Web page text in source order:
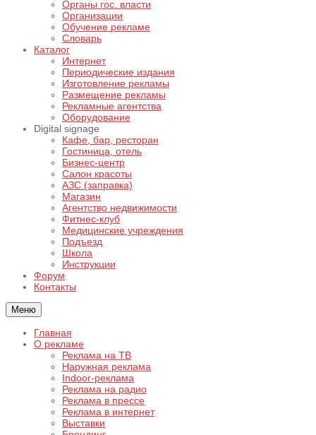
Органы гос. власти
Организации
Обучение рекламе
Словарь
Каталог
Интернет
Периодические издания
Изготовление рекламы
Размещение рекламы
Рекламные агентства
Оборудование
Digital signage
Кафе, бар, ресторан
Гостиница, отель
Бизнес-центр
Салон красоты
АЗС (заправка)
Магазин
Агентство недвижимости
Фитнес-клуб
Медицинские учреждения
Подъезд
Школа
Инструкции
Форум
Контакты
Меню
Главная
О рекламе
Реклама на ТВ
Наружная реклама
Indoor-реклама
Реклама на радио
Реклама в прессе
Реклама в интернет
Выставки